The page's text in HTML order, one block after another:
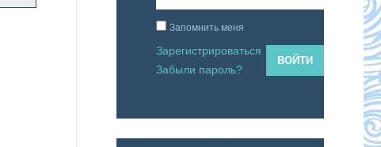
Запомнить меня
ВОЙТИ
Зарегистрироваться
Забыли пароль?